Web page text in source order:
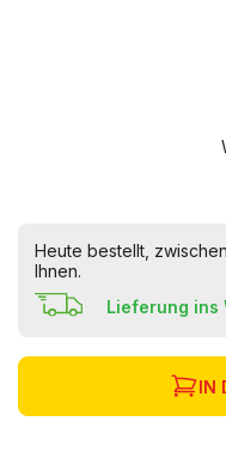
Heute bestellt,
Ihnen.
Lieferung ins
IN